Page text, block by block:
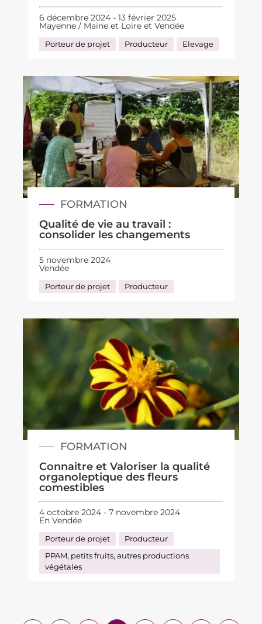
6 décembre 2024 - 13 février 2025
Mayenne / Maine et Loire et Vendée
Porteur de projet Producteur Elevage
FORMATION
Qualité de vie au travail :
consolider les changements
5 novembre 2024
Vendée
Porteur de projet Producteur
FORMATION
Connaitre et Valoriser la qualité
organoleptique des fleurs
comestibles
4 octobre 2024 - 7 novembre 2024
En Vendée
Porteur de projet
Producteur
PPAM, petits fruits, autres productions
végétales